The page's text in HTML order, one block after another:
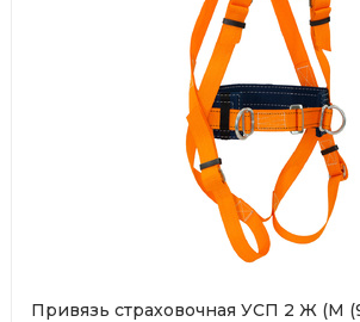
Привязь страховочная УСП 2 Ж (М